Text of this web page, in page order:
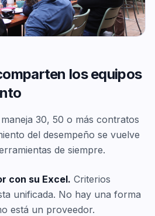
los equipos
30, 50 o más contratos
del desempeño se vuelve
de siempre.
con su Excel. Criterios
unificada. No hay una forma
está un proveedor.